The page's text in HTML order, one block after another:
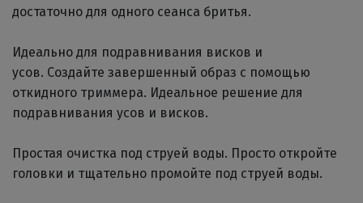
достаточно для одного сеанса бритья.
Идеально для подравнивания висков и
усов. Создайте завершенный образ с помощью
откидного триммера. Идеальное решение для
подравнивания усов и висков.
Простая очистка под струей воды. Просто откройте
головки и тщательно промойте под струей воды.